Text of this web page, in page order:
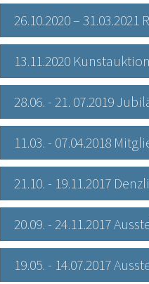
26.10.2020 – 31.03.2021
13.11.2020
28.06. - 21. 07.2019
11.03. - 07.04.2018
21.10. - 19.11.2017
20.09. - 24.11.2017
19.05. - 14.07.2017